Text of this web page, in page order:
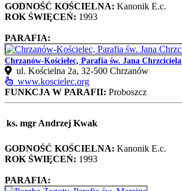
GODNOŚĆ KOŚCIELNA: Kanonik E.c.
ROK ŚWIĘCEŃ: 1993
PARAFIA:
Chrzanów-Kościelec, Parafia św. Jana Chrzciciela
ul. Kościelna 2a, 32-500 Chrzanów
www.koscielec.org
FUNKCJA W PARAFII: Proboszcz
ks. mgr Andrzej Kwak
GODNOŚĆ KOŚCIELNA: Kanonik E.c.
ROK ŚWIĘCEŃ: 1993
PARAFIA: